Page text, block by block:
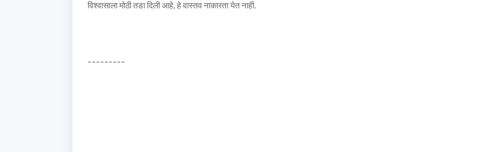
विश्वासाला मोठी तडा दिली आहे, हे वास्तव नाकारता येत नाही.
---------